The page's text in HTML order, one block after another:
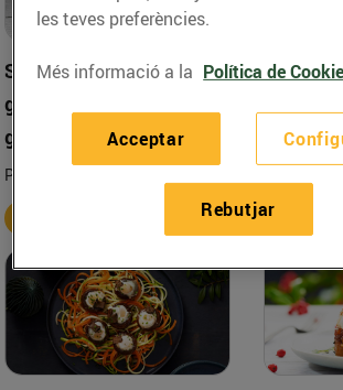
Snack de moniato i foie-
gras d'ànec amb
gelatina
Per a 4 persones
Per a 30
+
les teves preferències.
Més informació a la Política de
Rebutjar
Acceptar